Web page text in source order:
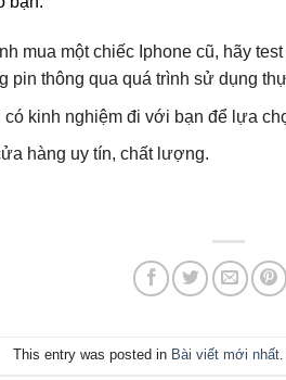
mua một chiếc Iphone cũ, hãy
pin thông qua quá trình sử dụng
kinh nghiệm đi với bạn để lựa
hàng uy tín, chất lượng.
This entry was posted in Bài viết mới nhất.